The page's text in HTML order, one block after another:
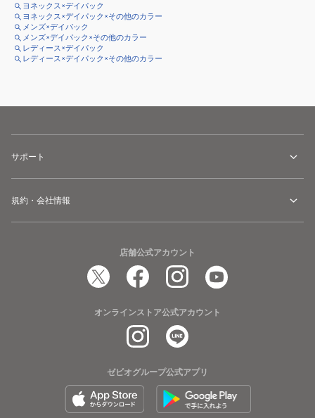
ヨネックス×デイパック
ヨネックス×デイパック×その他のカラー
メンズ×デイパック
メンズ×デイパック×その他のカラー
レディース×デイパック
レディース×デイパック×その他のカラー
サポート
規約・会社情報
店舗公式アカウント
オンラインストア公式アカウント
ゼビオグループ公式アプリ